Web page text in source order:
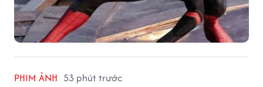
PHIM ẢNH 53 phút trước